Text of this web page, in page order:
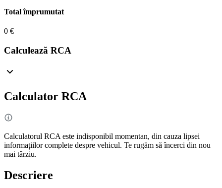
Total împrumutat
0 €
Calculează RCA
Calculator RCA
Calculatorul RCA este indisponibil momentan, din cauza lipsei
informațiilor complete despre vehicul. Te rugăm să încerci din nou
mai târziu.
Descriere